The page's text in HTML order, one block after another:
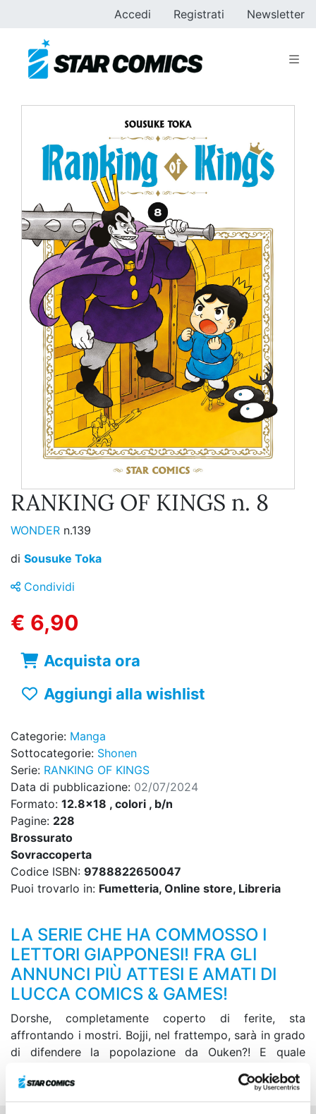
Accedi Registrati Newsletter
RANKING OF KINGS n. 8
WONDER n.139
di Sousuke Toka
Condividi
€ 6,90
Acquista ora
Aggiungi alla wishlist
Categorie: Manga
Sottocategorie: Shonen
Serie: RANKING OF KINGS
Data di pubblicazione: 02/07/2024
Formato: 12.8x18 , colori , b/n
Pagine: 228
Brossurato
Sovraccoperta
Codice ISBN: 9788822650047
Puoi trovarlo in: Fumetteria, Online store, Libreria
LA SERIE CHE HA COMMOSSO I
LETTORI GIAPPONESI! FRA GLI
ANNUNCI PIÙ ATTESI E AMATI DI
LUCCA COMICS & GAMES!
Dorshe, completamente coperto di ferite, sta
affrontando i mostri. Bojji, nel frattempo, sarà in grado
di difendere la popolazione da Ouken?! E quale